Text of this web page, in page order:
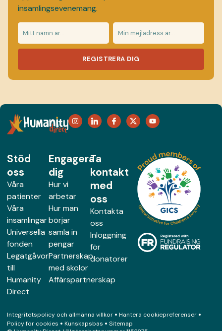
insamlingsevenemang.
REGISTRERA DIG
Stöd
oss
Våra
patienter
Våra
insamlingar
Universella
fonden
Legatgåvor
till
Humanity
Direct
Engagera
dig
Hur vi
arbetar
Hur man
börjar
samla in
pengar
Partnerskap
med skolor
Affärspartnerskap
Ta
kontakt
med
oss
Kontakta
oss
Inloggning
för
donatorer
Integritetspolicy och allmänna villkor
Hantera cookiepreferenser
Policy för cookies
Kunskapsbas Sitemap